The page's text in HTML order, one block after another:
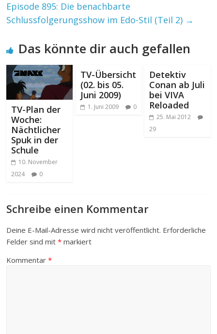
Episode 895: Die benachbarte
Schlussfolgerungsshow im Edo-Stil (Teil 2) →
Das könnte dir auch gefallen
TV-Plan der
Woche:
Nächtlicher
Spuk in der
Schule
10. November
2024
0
TV-Übersicht
(02. bis 05.
Juni 2009)
1. Juni 2009 0
Detektiv
Conan ab Juli
bei VIVA
Reloaded
25. Mai 2012
29
Schreibe einen Kommentar
Deine E-Mail-Adresse wird nicht veröffentlicht. Erforderliche
Felder sind mit* markiert
Kommentar*